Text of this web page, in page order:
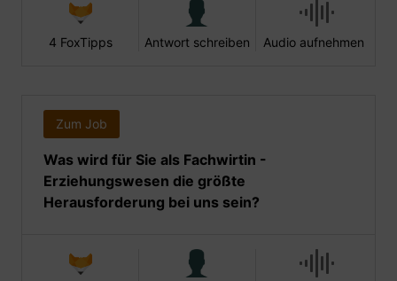
4 FoxTipps Antwort schreiben Audio aufnehmen
Zum Job
Was wird für Sie als Fachwirtin -
Erziehungswesen die größte
Herausforderung bei uns sein?